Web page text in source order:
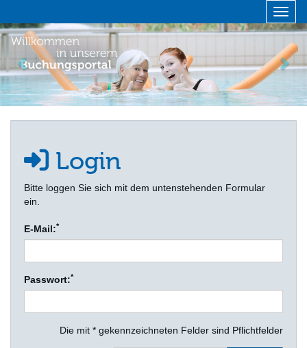
zurück
Login
Bitte loggen Sie sich mit dem untenstehenden Formular
ein.
E-Mail:*
Passwort:*
Die mit * gekennzeichneten Felder sind Pflichtfelder